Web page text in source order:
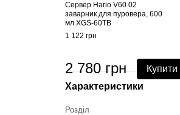
Сервер Hario V60 02
заварник для пуровера, 600
мл XGS-60TB
1 122 грн
2 780 грн Купити
Характеристики
Розділ